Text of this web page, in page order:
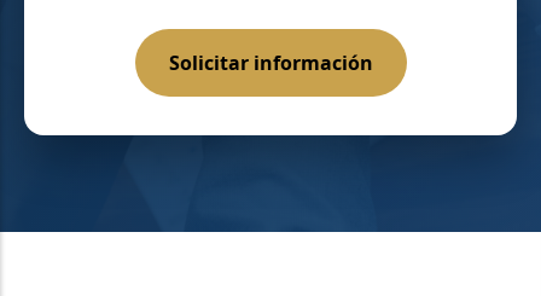
Solicitar información